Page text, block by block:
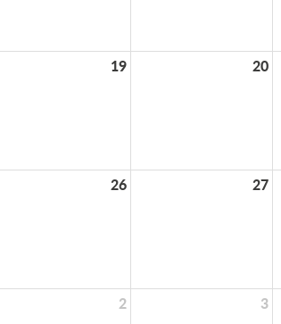
19 20
26 27
2 3